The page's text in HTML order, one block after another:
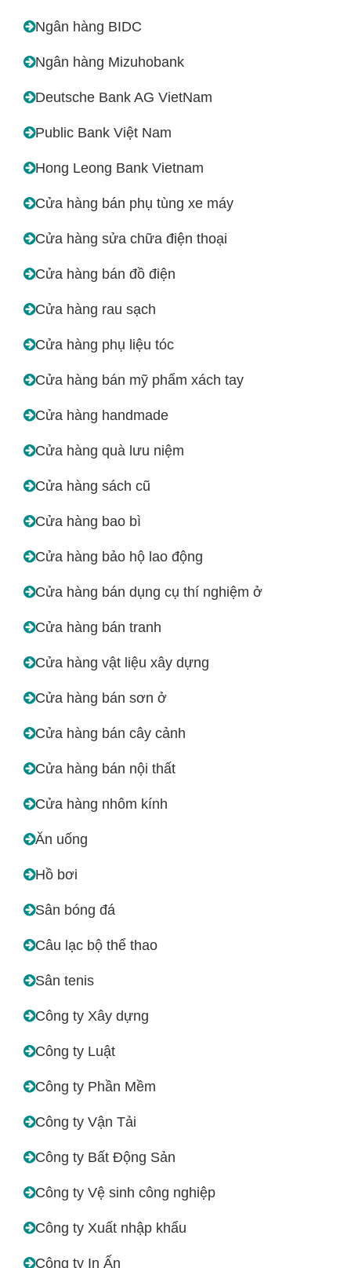
Ngân hàng BIDC
Ngân hàng Mizuhobank
Deutsche Bank AG VietNam
Public Bank Việt Nam
Hong Leong Bank Vietnam
Cửa hàng bán phụ tùng xe máy
Cửa hàng sửa chữa điện thoại
Cửa hàng bán đồ điện
Cửa hàng rau sạch
Cửa hàng phụ liệu tóc
Cửa hàng bán mỹ phẩm xách tay
Cửa hàng handmade
Cửa hàng quà lưu niệm
Cửa hàng sách cũ
Cửa hàng bao bì
Cửa hàng bảo hộ lao động
Cửa hàng bán dụng cụ thí nghiệm ở
Cửa hàng bán tranh
Cửa hàng vật liệu xây dựng
Cửa hàng bán sơn ở
Cửa hàng bán cây cảnh
Cửa hàng bán nội thất
Cửa hàng nhôm kính
Ăn uống
Hồ bơi
Sân bóng đá
Câu lạc bộ thể thao
Sân tenis
Công ty Xây dựng
Công ty Luật
Công ty Phần Mềm
Công ty Vận Tải
Công ty Bất Động Sản
Công ty Vệ sinh công nghiệp
Công ty Xuất nhập khẩu
Công ty In Ấn